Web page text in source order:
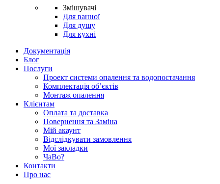
Змішувачі
Для ванної
Для душу
Для кухні
Документація
Блог
Послуги
Проект системи опалення та водопостачання
Комплектація об’єктів
Монтаж опалення
Клієнтам
Оплата та доставка
Повернення та Заміна
Мій акаунт
Відслідкувати замовлення
Мої закладки
ЧаВо?
Контакти
Про нас